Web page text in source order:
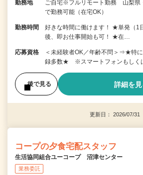
勤務地
ご自宅※フルリモート勤務 山梨県
で勤務可能（在宅OK）
勤務時間
好きな時間に働けます！ ★単発（1
後、即お仕事開始も可！ ★在…
応募資格
＜未経験者OK／年齢不問＞⇒★特
録多数★ ※スマートフォンもしく
後で見る 詳細を見
更新日： 2026/07/
コープの夕食宅配スタッフ
生活協同組合ユーコープ 沼津センター
業務委託